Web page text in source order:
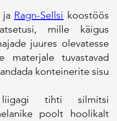
Ragn-Sellsi koostöös
mille käigus
juures olevatesse
materjale tuvastavad
konteinerite sisu
liigagi tihti silmitsi
poolt hoolikalt